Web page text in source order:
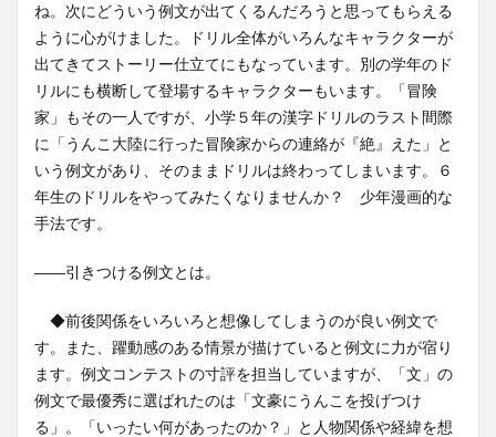
ね。次にどういう例文が出てくるんだろうと思ってもらえる
ように心がけました。ドリル全体がいろんなキャラクターが
出てきてストーリー仕立てにもなっています。別の学年のド
リルにも横断して登場するキャラクターもいます。「冒険
家」もその一人ですが、小学５年の漢字ドリルのラスト間際
に「うんこ大陸に行った冒険家からの連絡が『絶』えた」と
いう例文があり、そのままドリルは終わってしまいます。６
年生のドリルをやってみたくなりませんか？ 少年漫画的な
手法です。
――引きつける例文とは。
◆前後関係をいろいろと想像してしまうのが良い例文で
す。また、躍動感のある情景が描けていると例文に力が宿り
ます。例文コンテストの寸評を担当していますが、「文」の
例文で最優秀に選ばれたのは「文豪にうんこを投げつけ
る」。「いったい何があったのか？」と人物関係や経緯を想